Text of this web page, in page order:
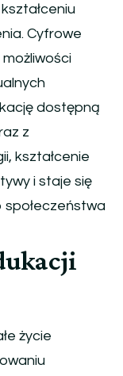
Cyfrowe
dostępną
z
kształcenie
i staje się
życie